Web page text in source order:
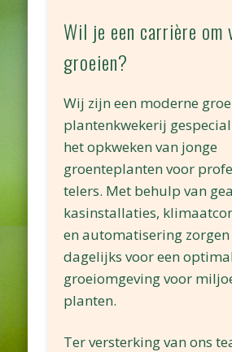
Wil je een carrière om
groeien?
Wij zijn een moderne
plantenkwekerij
het opkweken van jonge
groenteplanten voor
telers. Met behulp van
kasinstallaties,
en automatisering
dagelijks voor een
groeiomgeving voor
planten.
Ter versterking van ons